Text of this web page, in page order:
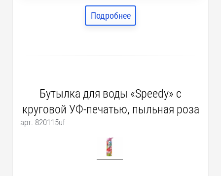
Подробнее
Бутылка для воды «Speedy» с
круговой УФ-печатью, пыльная роза
арт. 820115uf